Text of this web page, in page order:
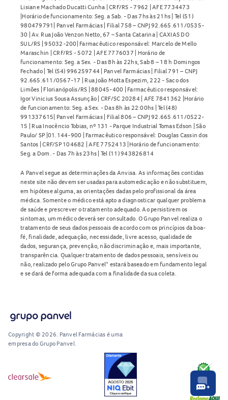
Lisiane Machado Ducatti Cunha | CRF/RS - 7962 | AFE 7734473
|Horário de funcionamento: Seg. a Sab. - Das 7hs às 21hs | Tel (51)
980479791| Panvel Farmácias | Filial 758 – CNPJ 92.665.611/0535-
30 | Av. Rua João Venzon Netto, 67 – Santa Catarina | CAXIAS DO
SUL/RS | 95032-200| Farmacêutico responsável: Marcelo de Mello
Maraschin | CRF/RS - 5072 | AFE 7776037 | Horário de
funcionamento: Seg. a Sex. - Das 8h às 22hs, Sab 8 – 18 h Domingos
Fechado | Tel (54) 996259744 | Panvel Farmácias | Filial 791 – CNPJ
92.665.611/0567-17 | Rua João Motta Espezim, 222 - Saco dos
Limões | Florianópolis/RS | 88045-400 | Farmacêutico responsável:
Igor Vinicius Sousa Assunção | CRF/SC 20284 | AFE 7841362 |Horário
de funcionamento: Seg. a Sex. - Das 8h às 22:00hs | Tel (48)
991337615| Panvel Farmácias | Filial 806 – CNPJ 92.665.611/0522-
15 | Rua Inocêncio Tobias, nº 131 - Parque Industrial Tomas Edson | São
Paulo/ SP |01.144-900 | Farmacêutico responsável: Douglas Cassin dos
Santos | CRF/SP 104682 | AFE 7752413 |Horário de funcionamento:
Seg. a Dom. - Das 7h às 23hs | Tel (11) 943826814
A Panvel segue as determinações da Anvisa. As informações contidas
neste site não devem ser usadas para automedicação e não substituem,
em hipótese alguma, as orientações dadas pelo profissional da área
médica. Somente o médico está apto a diagnosticar qualquer problema
de saúde e prescrever o tratamento adequado. Ao persistirem os
sintomas, um médico deverá ser consultado. O Grupo Panvel realiza o
tratamento de seus dados pessoais de acordo com os princípios da boa-
fé, finalidade, adequação, necessidade, livre acesso, qualidade de
dados, segurança, prevenção, não discriminação e, mais importante,
transparência. Qualquer tratamento de dados pessoais, sensíveis ou
não, realizado pelo Grupo Panvel* estará baseado em fundamento legal
e se dará de forma adequada com a finalidade da sua coleta.
Copyright © 2026. Panvel Farmácias é uma
empresa do Grupo Panvel.
RA1000